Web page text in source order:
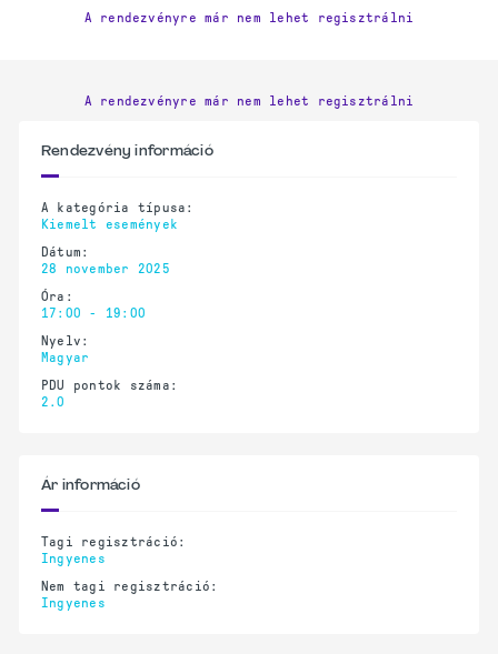
A rendezvényre már nem lehet regisztrálni
A rendezvényre már nem lehet regisztrálni
Rendezvény információ
A kategória típusa:
Kiemelt események
Dátum:
28 november 2025
Óra:
17:00 - 19:00
Nyelv:
Magyar
PDU pontok száma:
2.0
Ár információ
Tagi regisztráció:
Ingyenes
Nem tagi regisztráció:
Ingyenes